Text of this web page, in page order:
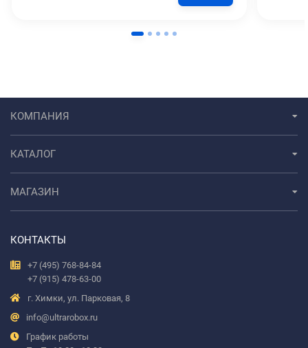
КОМПАНИЯ
КАТАЛОГ
МАГАЗИН
КОНТАКТЫ
+7 (495) 768-84-84
+7 (915) 478-63-00
г. Химки, ул. Парковая, 8
info@ultrarobox.ru
График работы